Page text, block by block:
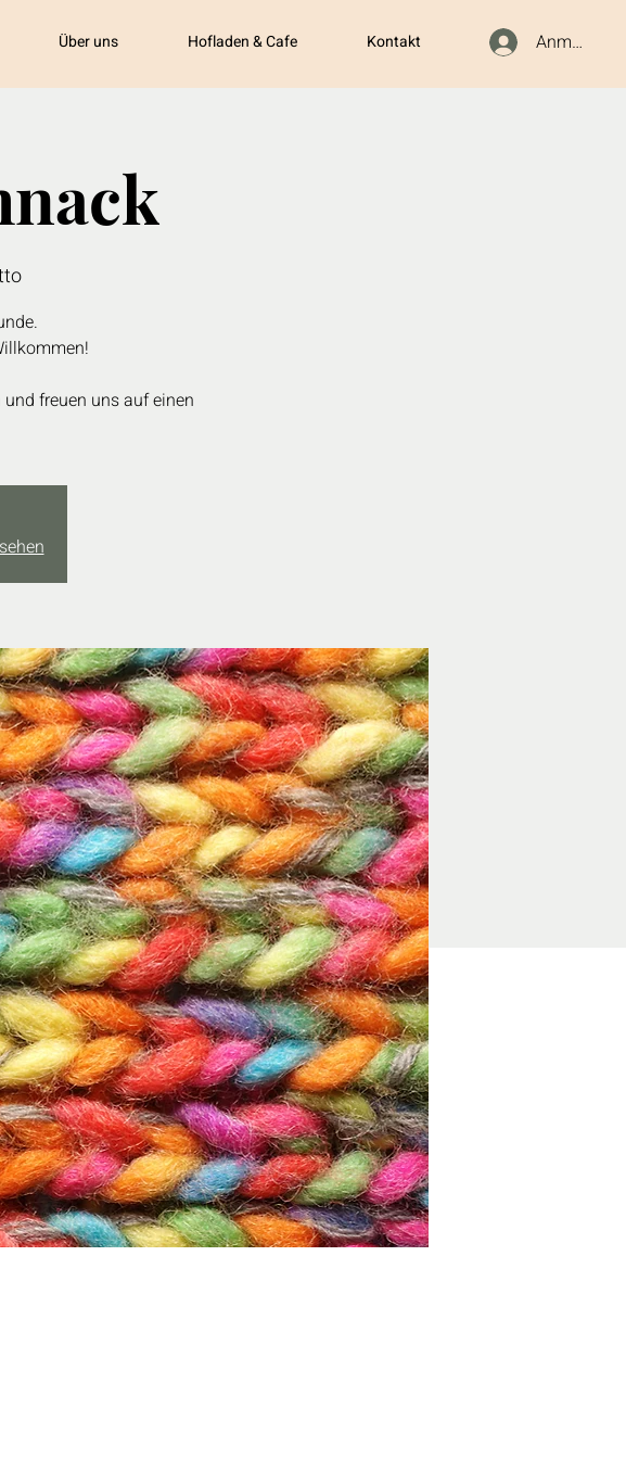
Über uns Hofladen & Cafe Kontakt Anmelden
freuen uns auf einen